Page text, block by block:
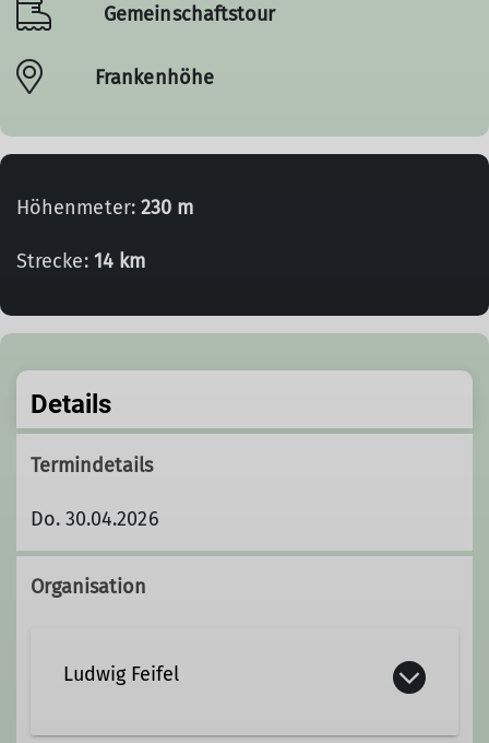
Gemeinschaftstour
Frankenhöhe
Höhenmeter: 230 m
Strecke: 14 km
Details
Termindetails
Do. 30.04.2026
Organisation
Ludwig Feifel